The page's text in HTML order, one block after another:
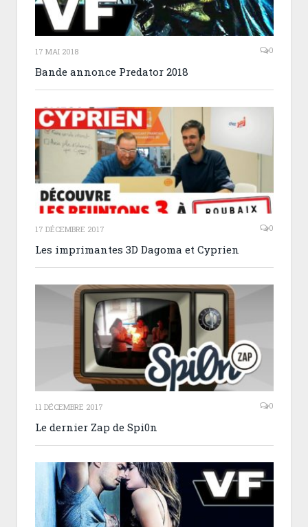
17 MAI 2018 0
Bande annonce Predator 2018
17 DÉCEMBRE 2017 0
Les imprimantes 3D Dagoma et Cyprien
11 DÉCEMBRE 2017 0
Le dernier Zap de Spi0n